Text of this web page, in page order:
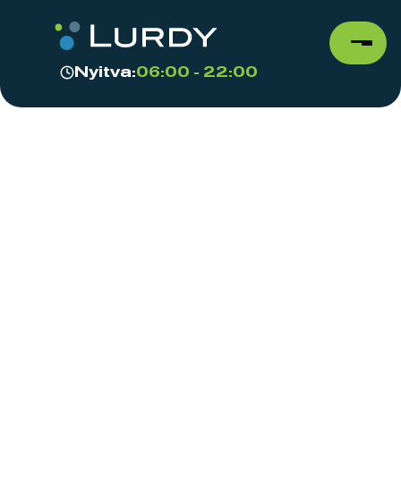
Nyitva:06:00 - 22:00